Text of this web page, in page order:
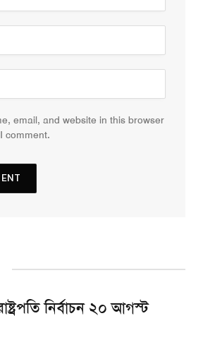
email, and website in this browser
comment.
নির্বাচন ২০ আগস্ট